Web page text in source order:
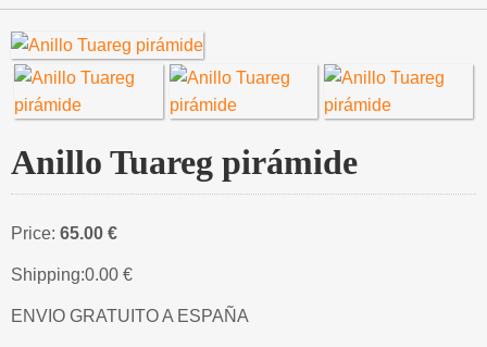
Anillo Tuareg pirámide
Price: 65.00 €
Shipping:0.00 €
ENVIO GRATUITO A ESPAÑA